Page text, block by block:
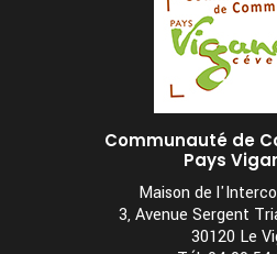
Communauté de
Pays
Maison de
3, Avenue Sergent
30120 Le